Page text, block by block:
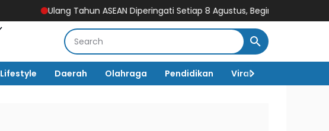
Ulang Tahun ASEAN Diperingati Setiap 8 Agustus, Begini Sejarah dan Tujuan
Lifestyle Daerah Olahraga Pendidikan Viral